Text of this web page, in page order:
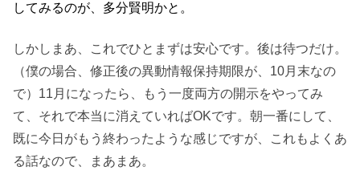
してみるのが、多分賢明かと。
しかしまあ、これでひとまずは安心です。後は待つだけ。
（僕の場合、修正後の異動情報保持期限が、10月末なの
で）11月になったら、もう一度両方の開示をやってみ
て、それで本当に消えていればOKです。朝一番にして、
既に今日がもう終わったような感じですが、これもよくあ
る話なので、まあまあ。